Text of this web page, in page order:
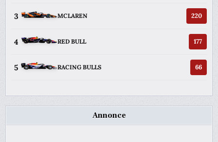
3 MCLAREN 220
4 RED BULL 177
5 RACING BULLS 66
Annonce